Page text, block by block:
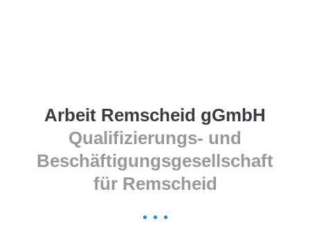
Arbeit Remscheid gGmbH
Qualifizierungs- und
Beschäftigungsgesellschaft
für Remscheid